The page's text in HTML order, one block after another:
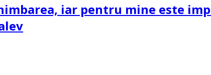
iar pentru mine este